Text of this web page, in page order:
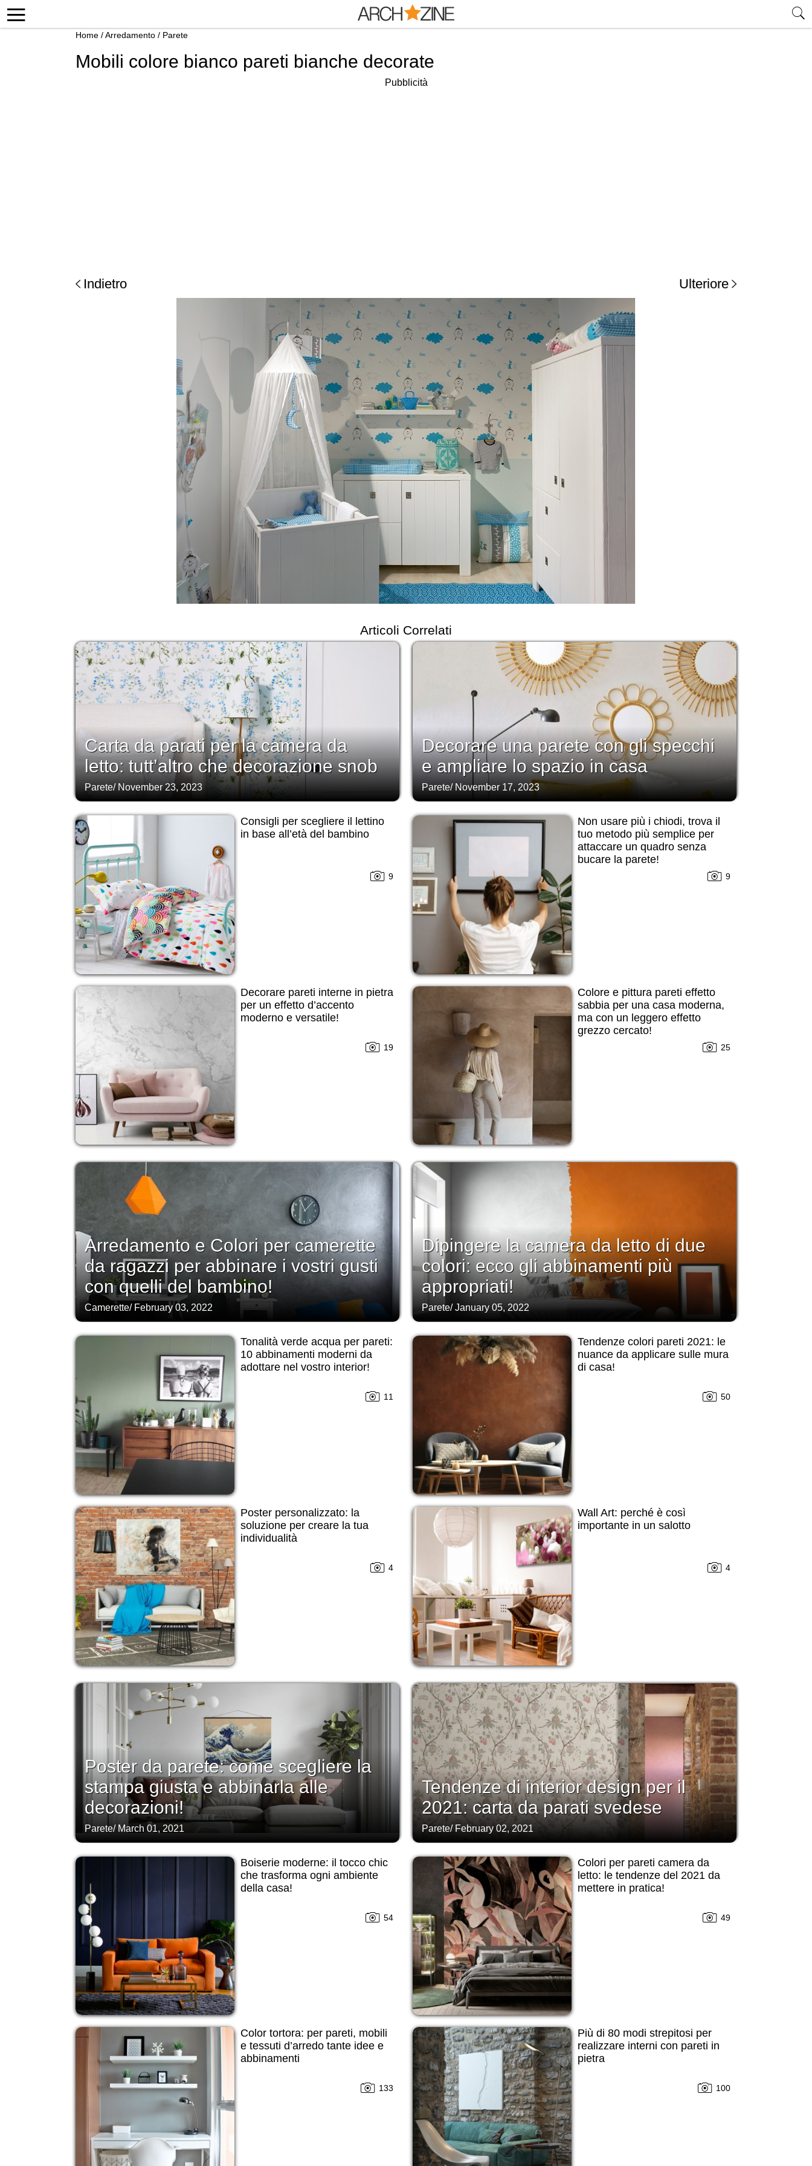
Home /Arredamento / Parete
Mobili colore bianco pareti bianche decorate
Pubblicità
Indietro Ulteriore
Articoli Correlati
Carta da parati per la camera da
letto: tutt’altro che decorazione snob
Parete/ November 23, 2023
Decorare una parete con gli specchi
e ampliare lo spazio in casa
Parete/ November 17, 2023
Consigli per scegliere il lettino
in base all’età del bambino
9
Non usare più i chiodi, trova il
tuo metodo più semplice per
attaccare un quadro senza
bucare la parete!
9
Decorare pareti interne in pietra
per un effetto d’accento
moderno e versatile!
19
Colore e pittura pareti effetto
sabbia per una casa moderna,
ma con un leggero effetto
grezzo cercato!
25
Arredamento e Colori per camerette
da ragazzi per abbinare i vostri gusti
con quelli del bambino!
Camerette/ February 03, 2022
Dipingere la camera da letto di due
colori: ecco gli abbinamenti più
appropriati!
Parete/January 05, 2022
Tonalità verde acqua per pareti:
10 abbinamenti moderni da
adottare nel vostro interior!
11
Tendenze colori pareti 2021: le
nuance da applicare sulle mura
di casa!
50
Poster personalizzato: la
soluzione per creare la tua
individualità
4
Wall Art: perché è così
importante in un salotto
4
Poster da parete: come scegliere la
stampa giusta e abbinarla alle
decorazioni!
Parete/ March 01, 2021
Tendenze di interior design per il
2021: carta da parati svedese
Parete/ February 02, 2021
Boiserie moderne: il tocco chic
che trasforma ogni ambiente
della casa!
54
Colori per pareti camera da
letto: le tendenze del 2021 da
mettere in pratica!
49
Color tortora: per pareti, mobili
e tessuti d’arredo tante idee e
abbinamenti
133
Più di 80 modi strepitosi per
realizzare interni con pareti in
pietra
100